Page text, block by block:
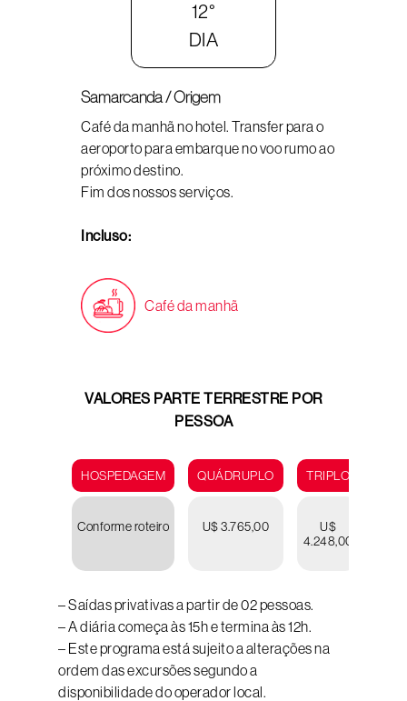
12°
DIA
Samarcanda / Origem
Café da manhã no hotel. Transfer para o
aeroporto para embarque no voo rumo ao
próximo destino.
Fim dos nossos serviços.
Incluso:
Café da manhã
VALORES PARTE TERRESTRE POR
PESSOA
HOSPEDAGEM QUÁDRUPLO TRIPLO
Conforme roteiro U$ 3.765,00
U$
4.248,00
– Saídas privativas a partir de 02 pessoas.
– A diária começa às 15h e termina às 12h.
– Este programa está sujeito a alterações na
ordem das excursões segundo a
disponibilidade do operador local.